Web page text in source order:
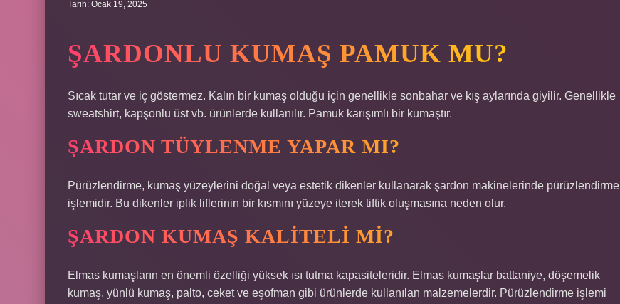
Tarih: Ocak 19, 2025
ŞARDONLU KUMAŞ PAMUK MU?
Sıcak tutar ve iç göstermez. Kalın bir kumaş olduğu için genellikle sonbahar ve kış aylarında giyilir. Genellikle
sweatshirt, kapşonlu üst vb. ürünlerde kullanılır. Pamuk karışımlı bir kumaştır.
ŞARDON TÜYLENME YAPAR MI?
Pürüzlendirme, kumaş yüzeylerini doğal veya estetik dikenler kullanarak şardon makinelerinde pürüzlendirme
işlemidir. Bu dikenler iplik liflerinin bir kısmını yüzeye iterek tiftik oluşmasına neden olur.
ŞARDON KUMAŞ KALITELI MI?
Elmas kumaşların en önemli özelliği yüksek ısı tutma kapasiteleridir. Elmas kumaşlar battaniye, döşemelik
kumaş, yünlü kumaş, palto, ceket ve eşofman gibi ürünlerde kullanılan malzemelerdir. Pürüzlendirme işlemi